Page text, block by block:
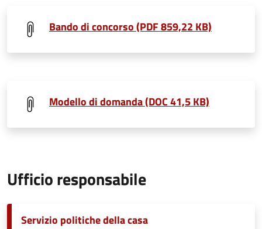
Bando di concorso (PDF 859,22 KB)
Modello di domanda (DOC 41,5 KB)
Ufficio responsabile
Servizio politiche della casa